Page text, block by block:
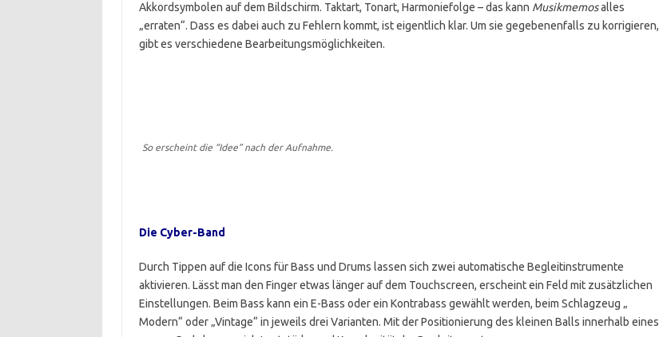
Akkordsymbolen auf dem Bildschirm. Taktart, Tonart, Harmoniefolge – das kann Musikmemosalles
„erraten“. Dass es dabei auch zu Fehlern kommt, ist eigentlich klar. Um sie gegebenenfalls zu korrigieren,
gibt es verschiedene Bearbeitungsmöglichkeiten.
So erscheint die “Idee” nach der Aufnahme.
Die Cyber-Band
Durch Tippen auf die Icons für Bass und Drums lassen sich zwei automatische Begleitinstrumente
aktivieren. Lässt man den Finger etwas länger auf dem Touchscreen, erscheint ein Feld mit zusätzlichen
Einstellungen. Beim Bass kann ein E-Bass oder ein Kontrabass gewählt werden, beim Schlagzeug „
Modern“ oder „Vintage“ in jeweils drei Varianten. Mit der Positionierung des kleinen Balls innerhalb eines